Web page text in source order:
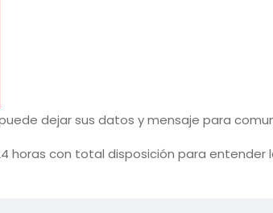
dejar sus datos y mensaje para
horas con total disposición para